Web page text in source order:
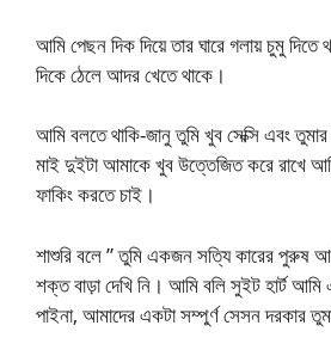
আমি পেছন দিক দিয়ে তার ঘারে গলায় চুমু দিতে
দিকে ঠেলে আদর খেতে থাকে।
আমি বলতে থাকি-জানু তুমি খুব সেক্সি এবং
মাই দুইটা আমাকে খুব উত্তেজিত করে রাখে
ফাকিং করতে চাই।
শাশুরি বলে ” তুমি একজন সত্যি কারের
শক্ত বাড়া দেখি নি। আমি বলি সুইট হার্ট
পাইনা, আমাদের একটা সম্পুর্ণ সেসন দরকার